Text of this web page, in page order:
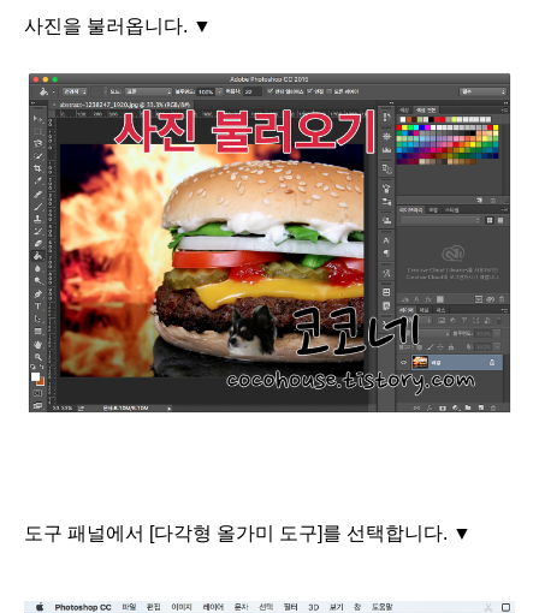
사진을 불러옵니다. ▼
도구 패널에서 [다각형 올가미 도구]를 선택합니다. ▼